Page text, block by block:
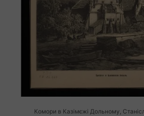
Комори в Казімєжі Дольному,